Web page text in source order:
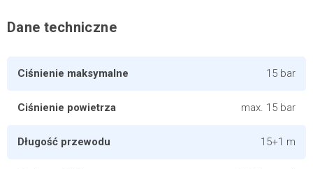
Dane techniczne
Ciśnienie maksymalne 15 bar
Ciśnienie powietrza max. 15 bar
Długość przewodu 15+1 m